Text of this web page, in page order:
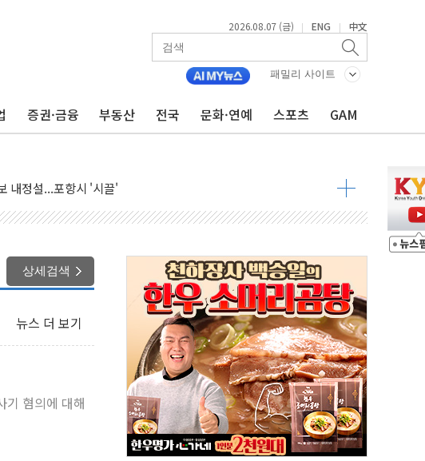
2026.08.07 (금) | ENG | 中文
패밀리 사이트
증권·금융 부동산 전국 문화·연예 스포츠 GAM
안·클라우드플레어·태양광주↑ VS 트레이드데스크·웬디스↓
미군 실종자 7359명 끝까지 찾겠다"
내정설...포항시 '시끌'
년 밑거름…수도권 집중 완화 전환점"
15% 부과…美 태양광주 급등
독…곧 사망해도 놀랍지 않아"
모 400MW 태양광 착공…여의도 1.6배 규모
에 소폭 하락...금융주 낙폭 커
풍에 "정부정책 아냐" 해명
북동해안권 8~9일 최대 100mm 호우
방위협정' 체결… 수니파 국가들의 새 안보 협력 구도
…써밋 클라비온 59㎡ 18억원대
상세검색
뉴스 더 보기
기 혐의에 대해